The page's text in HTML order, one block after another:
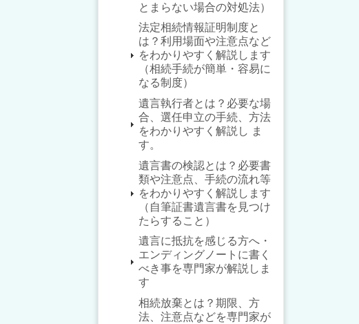
とまらない場合の対処法）
法定相続情報証明制度と
は？利用場面や注意点など
をわかりやすく解説します
（相続手続が簡単・容易に
なる制度）
遺言執行者とは？必要な場
合、選任申立の手続、方法
をわかりやすく解説し ま
す。
遺言書の検認とは？必要書
類や注意点、手続の流れ等
をわかりやすく解説します
（自筆証書遺言書を見つけ
たらすること）
遺言に抵抗を感じる方へ・
エンディングノートに書く
べき事を専門家が解説しま
す
相続放棄とは？期限、方
法、注意点などを専門家が